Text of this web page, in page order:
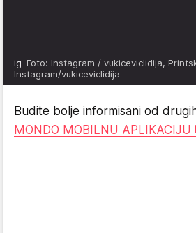
ig Foto: Instagram / vukiceviclidija,
Instagram/vukiceviclidija
Budite bolje informisani od
MONDO MOBILNU APLIKACIJU